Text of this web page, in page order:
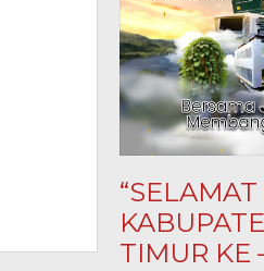
TIMUR KE